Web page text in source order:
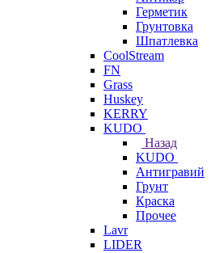
Герметик
Грунтовка
Шпатлевка
CoolStream
FN
Grass
Huskey
KERRY
KUDO
Назад
KUDO
Антигравий
Грунт
Краска
Прочее
Lavr
LIDER